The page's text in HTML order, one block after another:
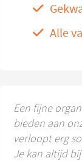
Alle
Een fijne
bieden aan
verloopt erg
Je kan altijd